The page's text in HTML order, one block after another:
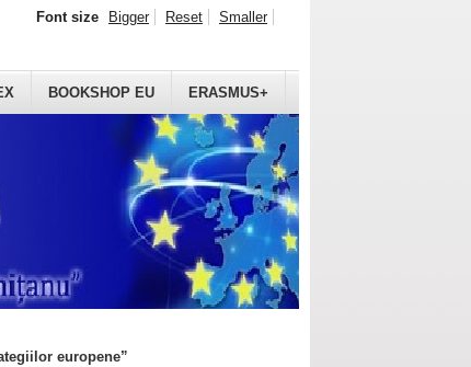
BOOKSHOP EU ERASMUS+
Font size Bigger Reset Smaller
europene”